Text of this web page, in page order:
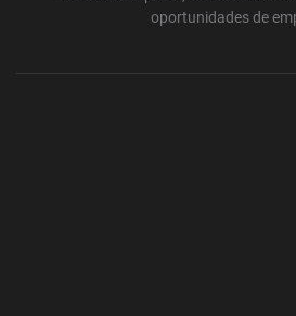
oportunidades de